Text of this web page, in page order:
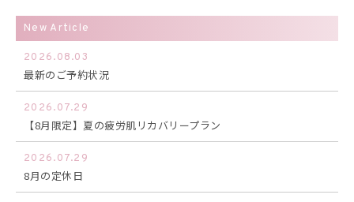
New Article
2026.08.03
最新のご予約状況
2026.07.29
【8月限定】夏の疲労肌リカバリープラン
2026.07.29
8月の定休日